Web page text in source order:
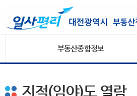
부동산종합정보
지적(임야)도 열람